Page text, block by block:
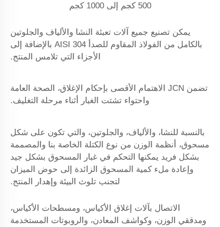
500 كجم إلى 1000 كجم
يمكن تصنيع جميع آلات تعبئة النشا والألياف والجلوتين
بالكامل من الفولاذ المقاوم للصدأ AISI 304 بالإضافة إلى
الأجزاء التي تلامس المنتج.
تضمن JCN الاهتمام الأقصى بإحكام الإغلاق، الصحة العامة
واحتواء تشتت الغبار أثناء مرحلة التغليف.
بالنسبة للنشا، والألياف، والجلوتين، والتي تكون على شكل
مسحوق، أنظمة الوزن من نوع الكتلة الخاصة بنا والمصممة
بشكل فريد يمكنها التحكم في غبار المسحوق بشكل جيد
وإعادة ملء كمية المسحوق الزائدة إلى حوض الميزان
لتجنب تلوث البيئة وإهدار المنتج.
الاتصال بآلات إغلاق الأكياس، ومسطحات الأكياس،
ومدققي الوزن، وكواشف المعادن، والروبوتات المستخدمة